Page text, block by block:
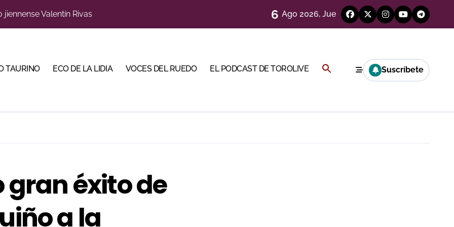
Valentín Rivas
Puertas Grandes de Madrid en una feria de alto nivel
a Madrid en busca del premio que se le escapó en junio
corrida de gran trapío para la despedida de Víctor Puerto en Ciudad Real (Vídeo)
6 Ago 2026, Jue
TAURINO ECO DE LA LIDIA VOCES DEL RUEDO EL PODCAST DE TOROLIVE Buscar: Suscríbete
gran éxito de
a la